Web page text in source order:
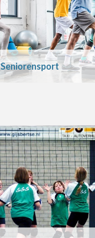
Seniorensport